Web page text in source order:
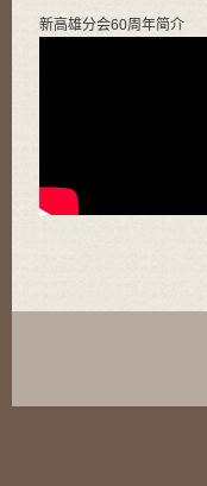
新高雄分会60周年简介